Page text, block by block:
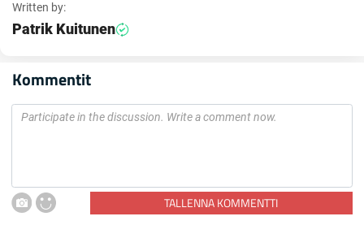
Written by:
Patrik Kuitunen
Kommentit
TALLENNA KOMMENTTI